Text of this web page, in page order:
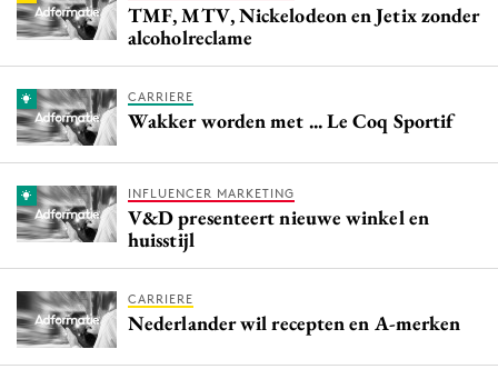
TMF, MTV, Nickelodeon en Jetix zonder
alcoholreclame
CARRIERE
Wakker worden met ... Le Coq Sportif
INFLUENCER MARKETING
V&D presenteert nieuwe winkel en
huisstijl
CARRIERE
Nederlander wil recepten en A-merken